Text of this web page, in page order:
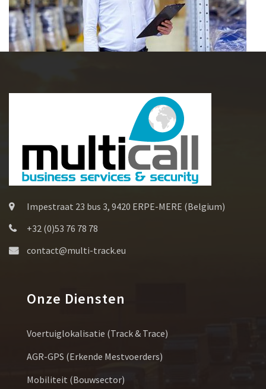
Impestraat 23 bus 3, 9420 ERPE-MERE (Belgium)
+32 (0)53 76 78 78
contact@multi-track.eu
Onze Diensten
Voertuiglokalisatie (Track & Trace)
AGR-GPS (erkende Mestvoerders)
Mobiliteit (bouwsector)